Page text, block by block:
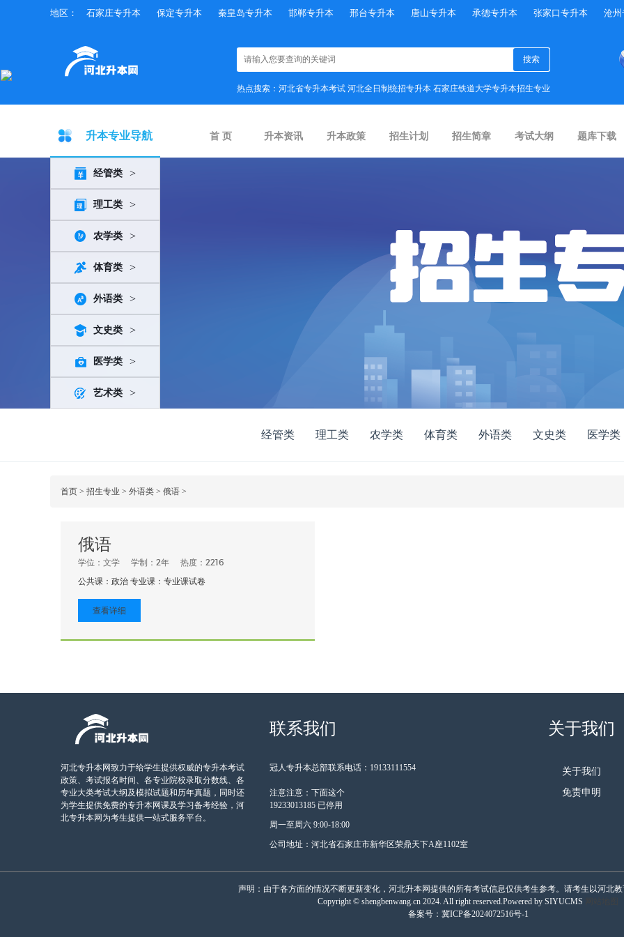
地区： 石家庄专升本 保定专升本 秦皇岛专升本 邯郸专升本 邢台专升本 唐山专升本 承德专升本 张家口专升本 沧州
热点搜索： 河北省专升本考试 河北全日制统招专升本 石家庄铁道大学专升本招生专业
首 页 升本资讯 升本政策 招生计划 招生简章 考试大纲 题库下载
升本专业导航
经管类 >
理工类 >
农学类 >
体育类 >
外语类 >
文史类 >
医学类 >
艺术类 >
经管类 理工类 农学类 体育类 外语类 文史类 医学类
首页 > 招生专业 > 外语类 > 俄语 >
俄语
学位：文学 学制：2年 热度：2216
公共课：政治 专业课：专业课试卷
查看详细
河北专升本网致力于给学生提供权威的专升本考试
政策、考试报名时间、各专业院校录取分数线、各
专业大类考试大纲及模拟试题和历年真题，同时还
为学生提供免费的专升本网课及学习备考经验，河
北专升本网为考生提供一站式服务平台。
联系我们
冠人专升本总部联系电话：19133111554
注意注意：下面这个
19233013185 已停用
周一至周六 9:00-18:00
公司地址：河北省石家庄市新华区荣鼎天下A座1102室
关于我们
关于我们
免责申明
声明：由于各方面的情况不断更新变化，河北升本网提供的所有考试信息仅供考生参考。请考生以河北
Copyright © shengbenwang.cn 2024. All right reserved.Powered by SIYUCMS
备案号： 冀ICP备2024072516号-1
×